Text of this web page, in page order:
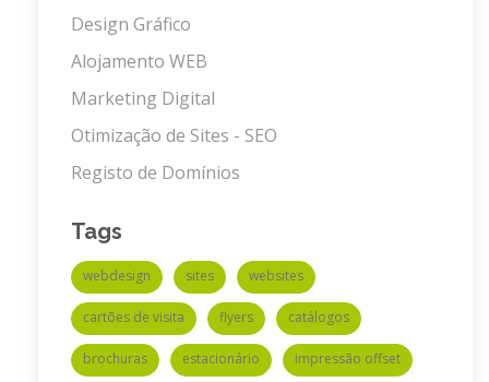
Design Gráfico
Alojamento WEB
Marketing Digital
Otimização de Sites - SEO
Registo de Domínios
Tags
webdesign sites websites
cartões de visita flyers catálogos
brochuras estacionário impressão offset